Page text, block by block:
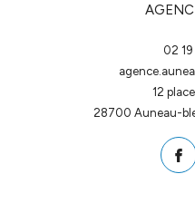
02
12
28700
auneau-